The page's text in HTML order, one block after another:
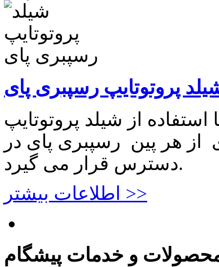
پروتوتایپ رسپبری پای
از شیلد پروتوتایپ
از هر پین رسپبری پای در
دسترس قرار می گیرد.
اطلاعات بیشتر >>
و خدمات پیشگام